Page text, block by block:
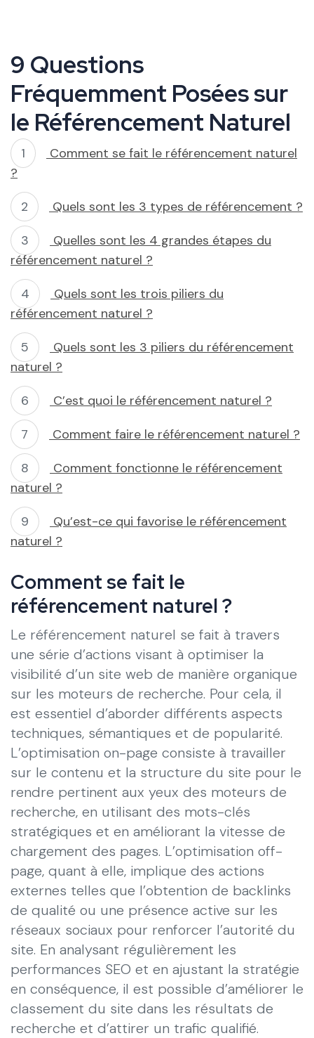
9 Questions
Fréquemment Posées sur
le Référencement Naturel
Comment se fait le référencement naturel
?
Quels sont les 3 types de référencement ?
Quelles sont les 4 grandes étapes du
référencement naturel ?
Quels sont les trois piliers du
référencement naturel ?
Quels sont les 3 piliers du référencement
naturel ?
C’est quoi le référencement naturel ?
Comment faire le référencement naturel ?
Comment fonctionne le référencement
naturel ?
Qu’est-ce qui favorise le référencement
naturel ?
Comment se fait le
référencement naturel ?
Le référencement naturel se fait à travers
une série d’actions visant à optimiser la
visibilité d’un site web de manière organique
sur les moteurs de recherche. Pour cela, il
est essentiel d’aborder différents aspects
techniques, sémantiques et de popularité.
L’optimisation on-page consiste à travailler
sur le contenu et la structure du site pour le
rendre pertinent aux yeux des moteurs de
recherche, en utilisant des mots-clés
stratégiques et en améliorant la vitesse de
chargement des pages. L’optimisation off-
page, quant à elle, implique des actions
externes telles que l’obtention de backlinks
de qualité ou une présence active sur les
réseaux sociaux pour renforcer l’autorité du
site. En analysant régulièrement les
performances SEO et en ajustant la stratégie
en conséquence, il est possible d’améliorer le
classement du site dans les résultats de
recherche et d’attirer un trafic qualifié.